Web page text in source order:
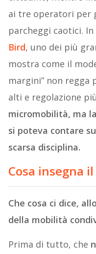
ai tre operatori per
parcheggi caotici.
Bird, uno dei più
mostra come il
margini” non regga
alti e regolazione
micromobilità, ma
si poteva contare
scarsa disciplina.
Cosa insegna
Che cosa ci dice,
della mobilità
Prima di tutto, che